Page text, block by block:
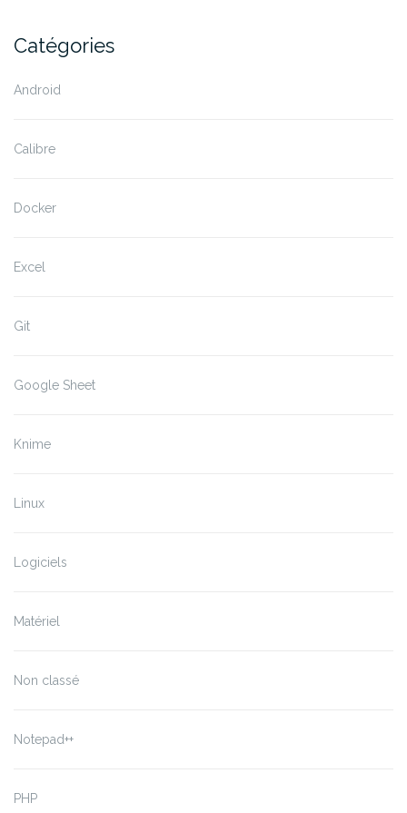
Catégories
Android
Calibre
Docker
Excel
Git
Google Sheet
Knime
Linux
Logiciels
Matériel
Non classé
Notepad++
PHP